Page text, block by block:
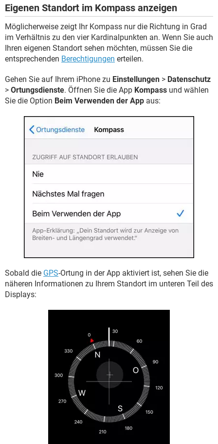
Eigenen Standort im Kompass anzeigen
Möglicherweise zeigt Ihr Kompass nur die Richtung in Grad
im Verhältnis zu den vier Kardinalpunkten an. Wenn Sie auch
Ihren eigenen Standort sehen möchten, müssen Sie die
entsprechenden Berechtigungen erteilen.
Gehen Sie auf Ihrem iPhone zu Einstellungen > Datenschutz
> Ortungsdienste. Öffnen Sie die App Kompass und wählen
Sie die Option Beim Verwenden der App aus:
Sobald die GPS-Ortung in der App aktiviert ist, sehen Sie die
näheren Informationen zu Ihrem Standort im unteren Teil des
Displays: